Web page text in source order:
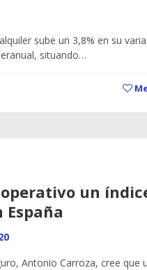
sube un 3,8% en su
situando…
un
Antonio Carroza, cree que